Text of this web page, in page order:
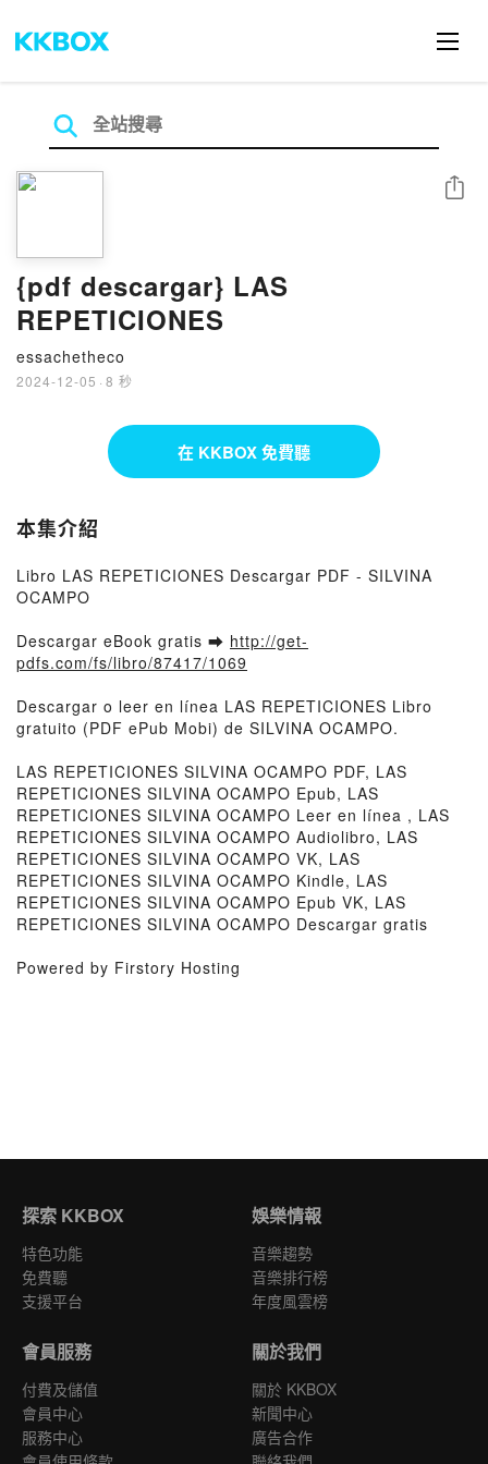
{pdf descargar} LAS
REPETICIONES
essachetheco
2024-12-05 · 8 秒
分享
在 KKBOX 免費聽
本集介紹
Libro LAS REPETICIONES Descargar PDF - SILVINA
OCAMPO
Descargar eBook gratis ➡ http://get-
pdfs.com/fs/libro/87417/1069
Descargar o leer en línea LAS REPETICIONES Libro
gratuito (PDF ePub Mobi) de SILVINA OCAMPO.
LAS REPETICIONES SILVINA OCAMPO PDF, LAS
REPETICIONES SILVINA OCAMPO Epub, LAS
REPETICIONES SILVINA OCAMPO Leer en línea , LAS
REPETICIONES SILVINA OCAMPO Audiolibro, LAS
REPETICIONES SILVINA OCAMPO VK, LAS
REPETICIONES SILVINA OCAMPO Kindle, LAS
REPETICIONES SILVINA OCAMPO Epub VK, LAS
REPETICIONES SILVINA OCAMPO Descargar gratis
Powered by Firstory Hosting
探索 KKBOX
特色功能
免費聽
支援平台
娛樂情報
音樂趨勢
音樂排行榜
年度風雲榜
會員服務
付費及儲值
會員中心
服務中心
關於我們
關於 KKBOX
新聞中心
廣告合作